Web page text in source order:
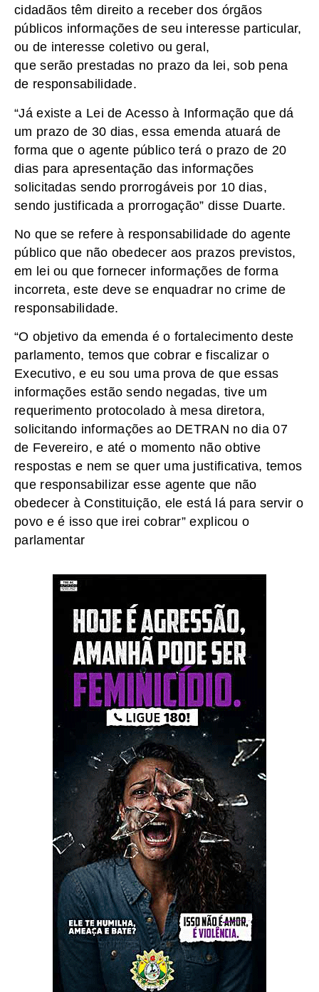
cidadãos têm direito a receber dos órgãos
públicos informações de seu interesse particular,
ou de interesse coletivo ou geral,
que serão prestadas no prazo da lei, sob pena
de responsabilidade.
“Já existe a Lei de Acesso à Informação que dá
um prazo de 30 dias, essa emenda atuará de
forma que o agente público terá o prazo de 20
dias para apresentação das informações
solicitadas sendo prorrogáveis por 10 dias,
sendo justificada a prorrogação” disse Duarte.
No que se refere à responsabilidade do agente
público que não obedecer aos prazos previstos,
em lei ou que fornecer informações de forma
incorreta, este deve se enquadrar no crime de
responsabilidade.
“O objetivo da emenda é o fortalecimento deste
parlamento, temos que cobrar e fiscalizar o
Executivo, e eu sou uma prova de que essas
informações estão sendo negadas, tive um
requerimento protocolado à mesa diretora,
solicitando informações ao DETRAN no dia 07
de Fevereiro, e até o momento não obtive
respostas e nem se quer uma justificativa, temos
que responsabilizar esse agente que não
obedecer à Constituição, ele está lá para servir o
povo e é isso que irei cobrar” explicou o
parlamentar